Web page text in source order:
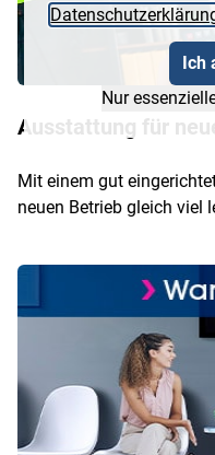
Ich
Nur
Ausstattung für
Mit einem gut
neuen Betrieb gleich viel